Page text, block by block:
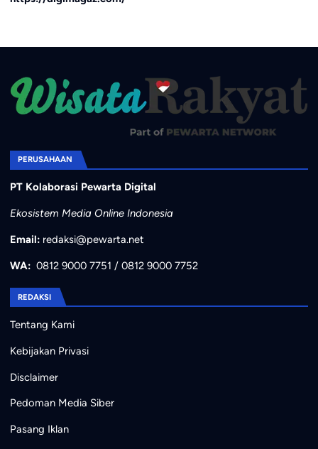
PERUSAHAAN
PT Kolaborasi Pewarta Digital
Ekosistem Media Online Indonesia
Email: redaksi@pewarta.net
WA: 0812 9000 7751 / 0812 9000 7752
REDAKSI
Tentang Kami
Kebijakan Privasi
Disclaimer
Pedoman Media Siber
Pasang Iklan